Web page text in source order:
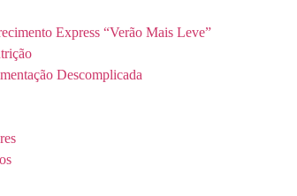
Express “Verão Mais Leve”
Descomplicada